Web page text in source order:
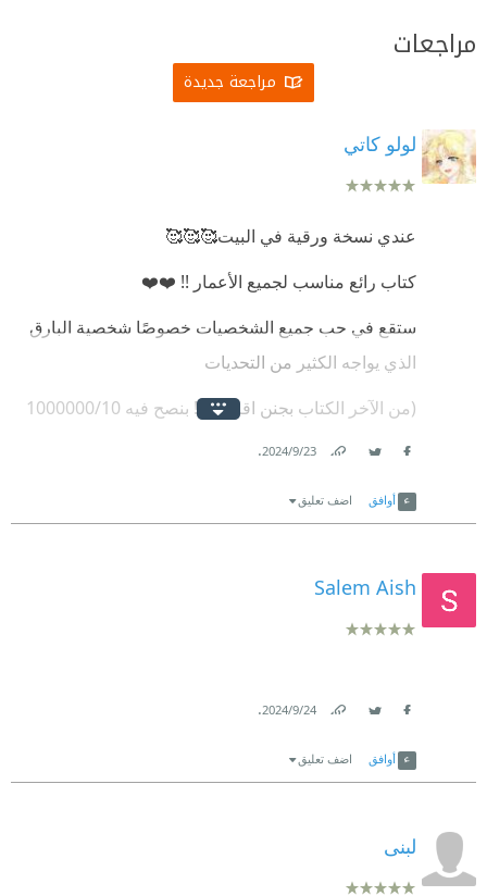
مراجعات
مراجعة جديدة
لولو كاتي
عندي نسخة ورقية في البيت🥰🥰🥰
كتاب رائع مناسب لجميع الأعمار !! ❤️❤️
ستقع في حب جميع الشخصيات خصوصًا شخصية البارق
الذي يواجه الكثير من التحديات
(من الآخر الكتاب بجنن اقرؤوه!!! بنصح فيه 1000000/10
في انتظار الجزء الثاني على أحر من الجمر!!!!)
23‏/9‏/2024
.
أوافق اضف تعليق
Salem Aish
24‏/9‏/2024
.
أوافق اضف تعليق
لبنى